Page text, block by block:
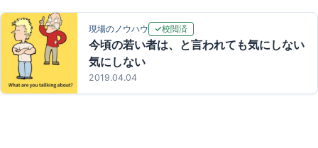
現場のノウハウ 校閲済
今頃の若い者は、と言われても気にしない
気にしない
2019.04.04